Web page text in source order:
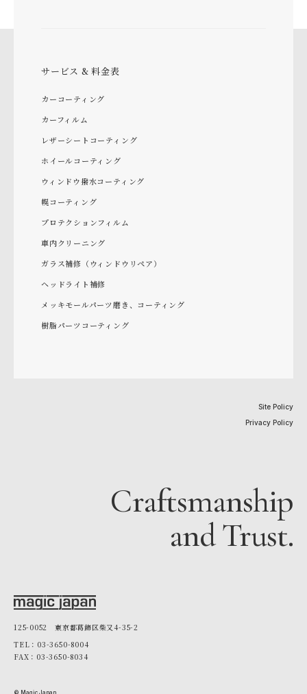
サービス & 料金表
カーコーティング
カーフィルム
レザーシートコーティング
ホイールコーティング
ウィンドウ撥水コーティング
幌コーティング
プロテクションフィルム
車内クリーニング
ガラス補修（ウィンドウリペア）
ヘッドライト補修
メッキモールパーツ磨き、コーティング
樹脂パーツコーティング
Site Policy
Privacy Policy
Craftsmanship
and Trust.
125-0052 東京都葛飾区柴又4-35-2
TEL：03-3650-8004
FAX：03-3650-8034
© Magic Japan